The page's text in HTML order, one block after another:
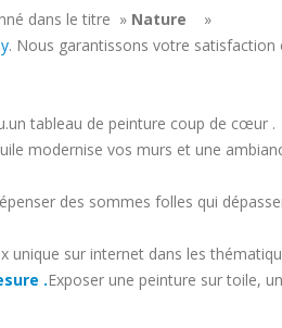
dans le titre » Nature »
. Nous garantissons votre satisfaction
tableau de peinture coup de cœur .
modernise vos murs et une
des sommes folles qui
unique sur internet dans les
.Exposer une peinture sur toile,